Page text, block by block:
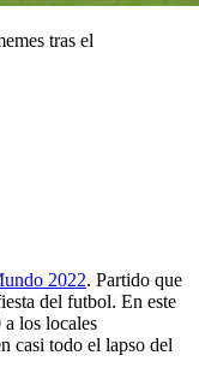
tras el
2022. Partido que
del futbol. En este
los locales
casi todo el lapso del